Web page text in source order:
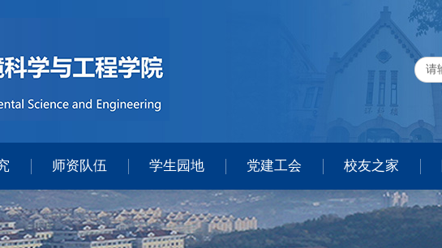
师资队伍 学生园地 党建工会 校友之家